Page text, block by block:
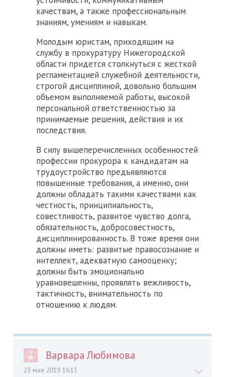
качествам, а также профессиональным
знаниям, умениям и навыкам.
Молодым юристам, приходящим на
службу в прокуратуру Нижегородской
области придется столкнуться с жесткой
регламентацией служебной деятельности,
строгой дисциплиной, довольно большим
объемом выполняемой работы, высокой
персональной ответственностью за
принимаемые решения, действия и их
последствия.
В силу вышеперечисленных особенностей
профессии прокурора к кандидатам на
трудоустройство предъявляются
повышенные требования, а именно, они
должны обладать такими качествами как
честность, принципиальность,
совестливость, развитое чувство долга,
обязательность, добросовестность,
дисциплинированность. В тоже время они
должны иметь: развитые правосознание и
интеллект, адекватную самооценку;
должны быть эмоционально
уравновешенны, проявлять вежливость,
тактичность, внимательность по
отношению к людям.
Варвара Любимова
23 мая 2019 16:15